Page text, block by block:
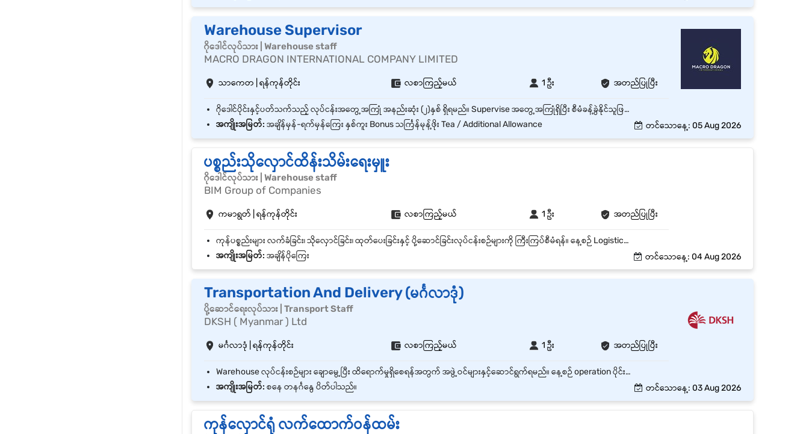
Warehouse Supervisor
ဂိုဒေါင်လုပ်သား | Warehouse staff
MACRO DRAGON INTERNATIONAL COMPANY LIMITED
သာကေတ | ရန်ကုန်တိုင်း လစာကြည့်မယ် 1 ဦး အတည်ပြုပြီး
ဂိုဒေါင်ပိုင်းနှင့်ပတ်သက်သည့် လုပ်ငန်းအတွေ့အကြုံ အနည်းဆုံး (၂)နှစ် ရှိရမည်။ Supervise အတွေ့အကြုံရှိပြီး စီမံခန့်ခွဲနိုင်သူဖြစ်ပြီး ပစ္စည်းများကို ကောင်းမွန်စွာနေရာချထိန်းသိမ်းနိုင်သူဖြစ်ရမည်။ ဂိုထောင်ရှိဝန်ထမ်းများကိုကောင်းစွာစီမံအုပ်ချုပ်နိုင်ပြီး ဂိုထောင်ဝန်းကျင်သန့်ရှင်းရေး စသည့်ကိစ္စရပ်များကိုကိုင်တွယ်နိုင်ရမည်။
အကျိုးအမြတ်: အချိန်မှန်‌-ရက်မှန်ကြေး နှစ်ကူး Bonus သင်္ကြန်မုန့်ဖိုး Tea / Additional Allowance တင်သောနေ့: 05 Aug 2026
ပစ္စည်းသိုလှောင်ထိန်းသိမ်းရေးမှူး
ဂိုဒေါင်လုပ်သား | Warehouse staff
BIM Group of Companies
ကမာရွတ် | ရန်ကုန်တိုင်း လစာကြည့်မယ် 1 ဦး အတည်ပြုပြီး
ကုန်ပစ္စည်းများ လက်ခံခြင်း၊ သိုလှောင်ခြင်း၊ ထုတ်ပေးခြင်းနှင့် ပို့ဆောင်ခြင်းလုပ်ငန်းစဉ်များကို ကြီးကြပ်စီမံရန်။ နေ့စဉ် Logistics လုပ်ငန်းများကို စီစဉ်ညှိနှိုင်းပြီး သတ်မှတ်ထားသော အချိန်အတိုင်း ဆောင်ရွက်နိုင်ရန် ကြီးကြပ်ရန်။ Warehouse အတွင်းရှိ ကုန်ပစ္စည်းလက်ကျန် (Inventory) များကို စနစ်တကျ ထိန်းသိမ်းစစ်ဆေးရန်။ Delivery Schedule များကို စီမံ၍ ကုန်ပစ္စည်းများကို အချိန်မီ ပို့ဆောင်နိုင်ရန် စီစဉ်ဆောင်ရွက်ရန်။ ယာဉ်များ၊ ယာဉ်မောင်းများနှင့် သက်ဆိုင်ရာ Logistics အဖွဲ့ဝင်များ၏ လုပ်ငန်းတာဝန်များကို စီမံခန့်ခွဲရန်။ Delivery အတွင်း ဖြစ်ပေါ်လာသော ပြဿနာများကို အချိန်မီ ဖြေရှင်းရန်။ Logistics ဆိုင်ရာ မှတ်တမ်းများ၊ Delivery Report များနှင့် Inventory Report များကို ပြုစုတင်ပြရန်။ Supplier၊ Customer နှင့် သက်ဆိုင်ရာဌာနများနှင့် ညှိနှိုင်းဆောင်ရွက်ရန်။
အကျိုးအမြတ်: အချိန်ပိုကြေး တင်သောနေ့: 04 Aug 2026
Transportation And Delivery (မင်္ဂလာဒုံ)
ပို့ဆောင်ရေးလုပ်သား | Transport Staff
DKSH ( Myanmar ) Ltd
မင်္ဂလာဒုံ | ရန်ကုန်တိုင်း လစာကြည့်မယ် 1 ဦး အတည်ပြုပြီး
Warehouse လုပ်ငန်းစဉ်များ ချောမွေ့ပြီး ထိရောက်မှုရှိစေရန်အတွက် အဖွဲ့ဝင်များနှင့်ဆောင်ရွက်ရမည်။ နေ့စဉ် operation ပိုင်းတွင် invoice များ စီစစ်ပေးခြင်း ပစ္စည်းပို့ခြင်းများဆောင်ရွက်ပေးရမည်။ နေ့စဉ် ပစ္စည်းပို့ခြင်းများဆောင်ရွှက်ပေးခြင်း နေ့စဉ်လုပ်ငန်းတာဝန်များကို Warehous တွင်ချမှတ်ထားသော (SOPs) များအတိုင်းလိုက်နာဆောင်ရွက်ရမည်။ Logistics and Transport Vendors များနှင့် Relationships ကောင်းမွန်အောင်ထိန်းသိမ်းပြီး လုပ်ငန်းစဉ်များ ချောမွေ့အောင် ဆောင်ရွက်ရမည်။
အကျိုးအမြတ်: စနေ တနင်္ဂနွေ ပိတ်ပါသည်။ တင်သောနေ့: 03 Aug 2026
ကုန်လှောင်ရုံ လက်ထောက်ဝန်ထမ်း